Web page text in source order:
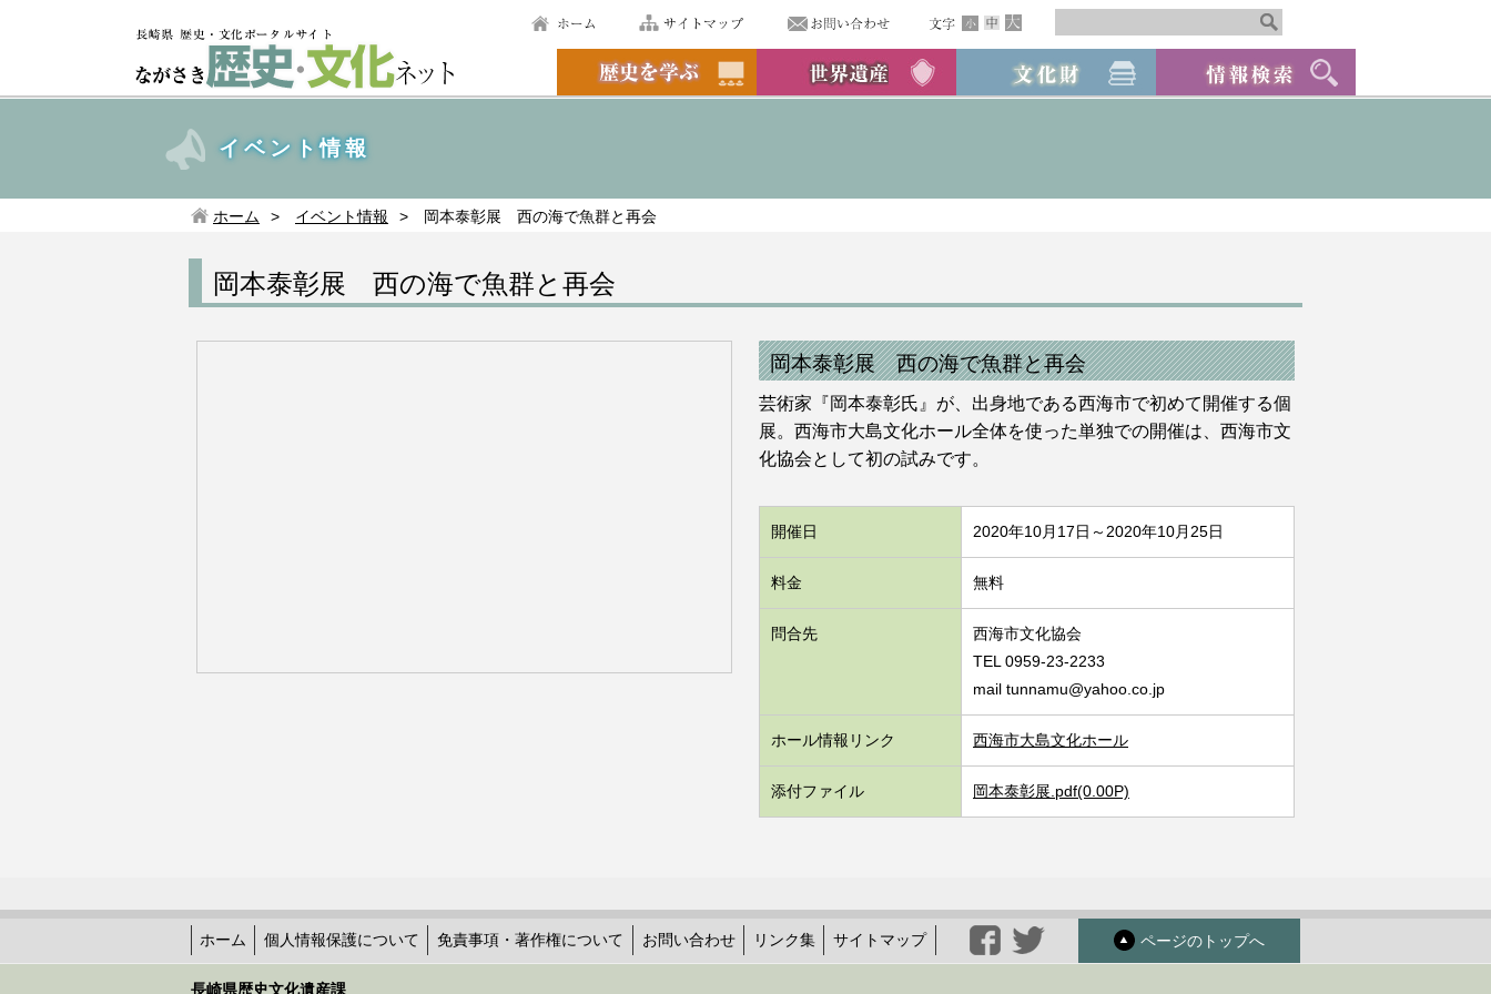
イベント情報
ホーム イベント情報 岡本泰彰展 西の海で魚群と再会
岡本泰彰展 西の海で魚群と再会
岡本泰彰展 西の海で魚群と再会
芸術家『岡本泰彰氏』が、出身地である西海市で初めて開催する個
展。西海市大島文化ホール全体を使った単独での開催は、西海市文
化協会として初の試みです。
開催日 2020年10月17日～2020年10月25日
料金 無料
問合先
西海市文化協会
TEL 0959-23-2233
mail tunnamu@yahoo.co.jp
ホール情報リンク 西海市大島文化ホール
添付ファイル 岡本泰彰展.pdf(0.00P)
ホーム 個人情報保護について 免責事項・著作権について お問い合わせ リンク集 サイトマップ ページのトップへ
長崎県歴史文化遺産課